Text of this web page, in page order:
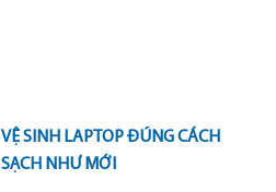
VỆ SINH LAPTOP ĐÚNG CÁCH
SẠCH NHƯ MỚI